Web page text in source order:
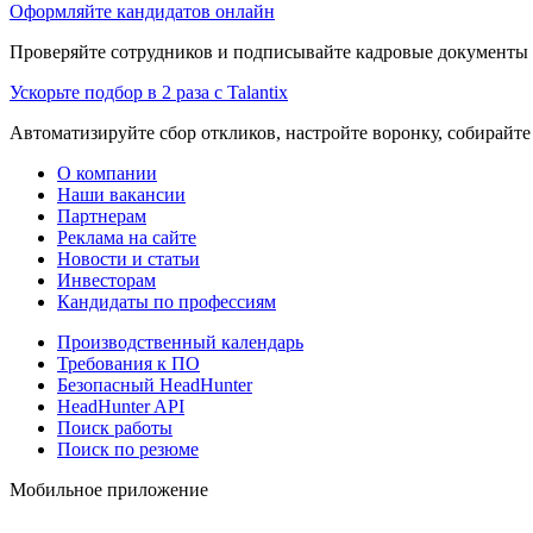
Оформляйте кандидатов онлайн
Проверяйте сотрудников и подписывайте кадровые
Ускорьте подбор в 2 раза с Talantix
Автоматизируйте сбор откликов, настройте воронку,
О компании
Наши вакансии
Партнерам
Реклама на сайте
Новости и статьи
Инвесторам
Кандидаты по профессиям
Производственный календарь
Требования к ПО
Безопасный HeadHunter
HeadHunter API
Поиск работы
Поиск по резюме
Мобильное приложение